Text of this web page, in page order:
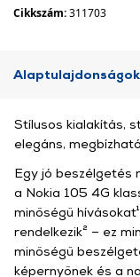
Cikkszám:311703
Alaptulajdonságok
Stílusos kialakítás,
elegáns,
Egy jó beszélgetés
a Nokia 105 4G
minőségű
rendelkezik² – ez
minőségű
képernyőnek és a